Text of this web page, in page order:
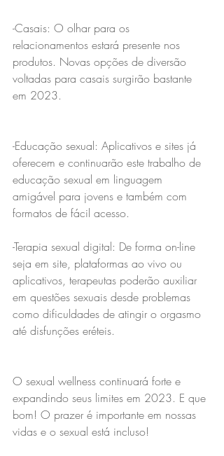
-Casais: O olhar para os
relacionamentos estará presente nos
produtos. Novas opções de diversão
voltadas para casais surgirão bastante
em 2023.
-Educação sexual: Aplicativos e sites já
oferecem e continuarão este trabalho de
educação sexual em linguagem
amigável para jovens e também com
formatos de fácil acesso.
-Terapia sexual digital: De forma on-line
seja em site, plataformas ao vivo ou
aplicativos, terapeutas poderão auxiliar
em questões sexuais desde problemas
como dificuldades de atingir o orgasmo
até disfunções eréteis.
O sexual wellness continuará forte e
expandindo seus limites em 2023. E que
bom! O prazer é importante em nossas
vidas e o sexual está incluso!